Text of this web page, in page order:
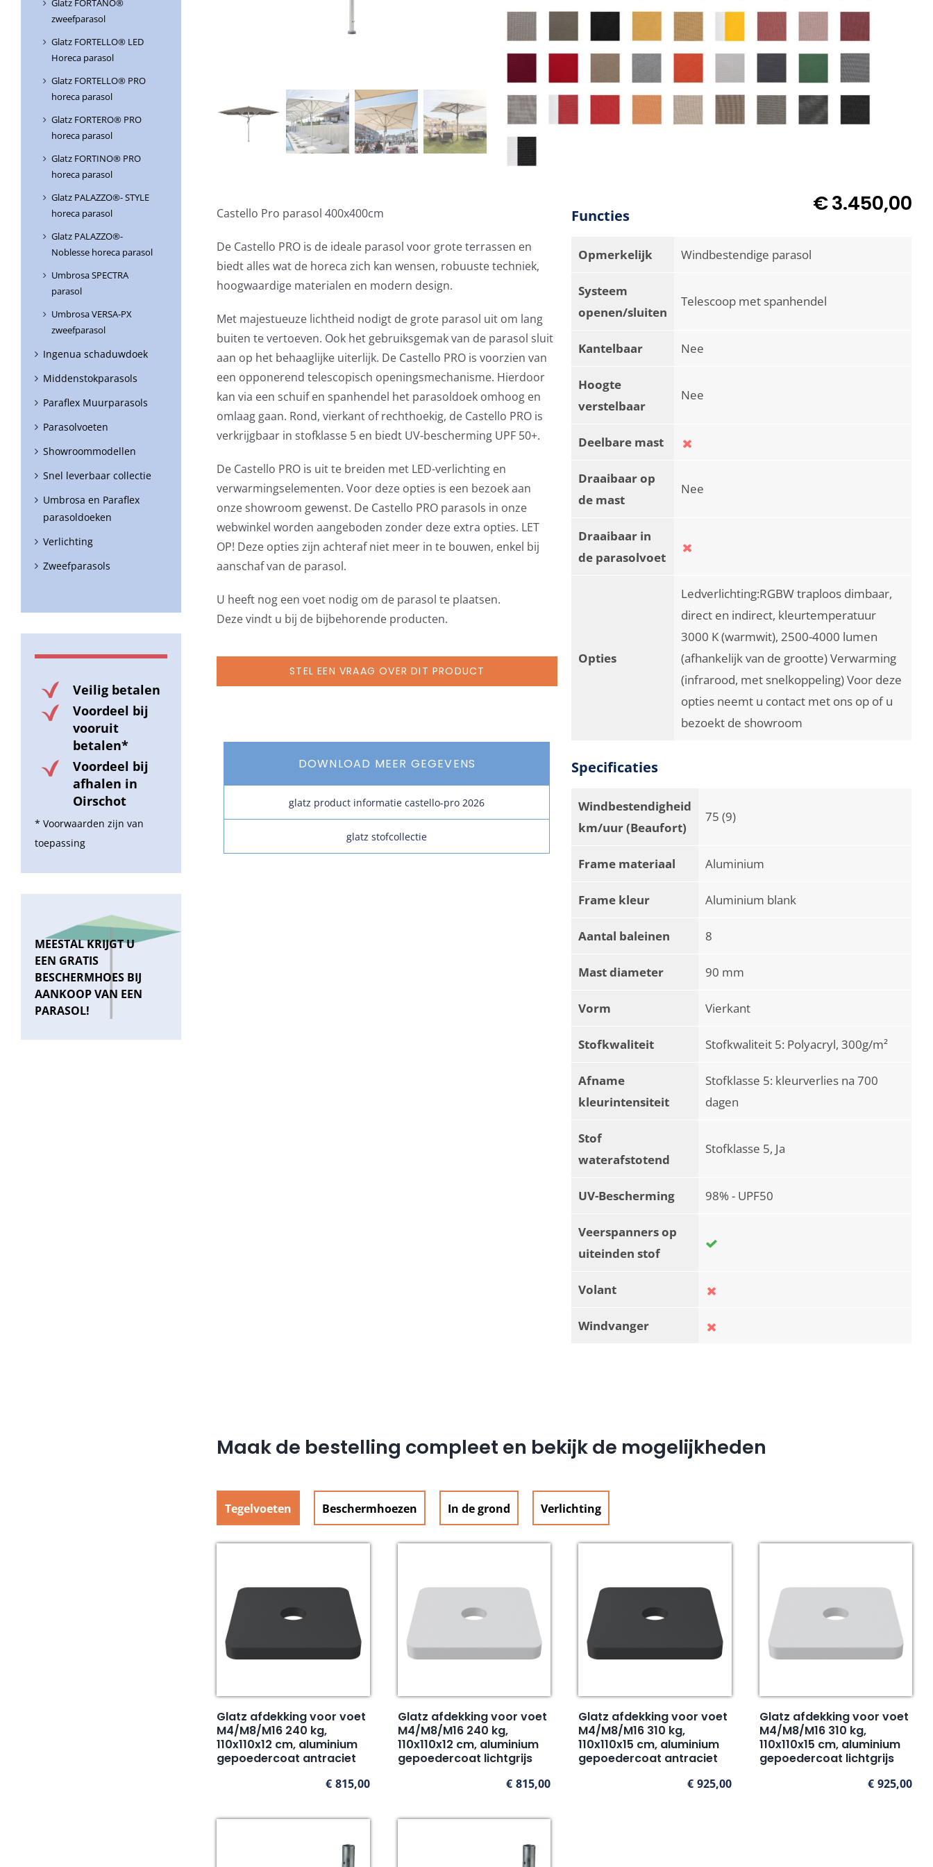
€3.450,00
Castello Pro parasol 400x400cm
De Castello PRO is de ideale parasol voor grote terrassen en
biedt alles wat de horeca zich kan wensen, robuuste techniek,
hoogwaardige materialen en modern design.
Met majestueuze lichtheid nodigt de grote parasol uit om lang
buiten te vertoeven. Ook het gebruiksgemak van de parasol sluit
aan op het behaaglijke uiterlijk. De Castello PRO is voorzien van
een opponerend telescopisch openingsmechanisme. Hierdoor
kan via een schuif en spanhendel het parasoldoek omhoog en
omlaag gaan. Rond, vierkant of rechthoekig, de Castello PRO is
verkrijgbaar in stofklasse 5 en biedt UV-bescherming UPF 50+.
De Castello PRO is uit te breiden met LED-verlichting en
verwarmingselementen. Voor deze opties is een bezoek aan
onze showroom gewenst. De Castello PRO parasols in onze
webwinkel worden aangeboden zonder deze extra opties. LET
OP! Deze opties zijn achteraf niet meer in te bouwen, enkel bij
aanschaf van de parasol.
U heeft nog een voet nodig om de parasol te plaatsen.
Deze vindt u bij de bijbehorende producten.
STEL EEN VRAAG OVER DIT PRODUCT
DOWNLOAD MEER GEGEVENS
glatz product informatie castello-pro 2026
glatz stofcollectie
Functies
Opmerkelijk Windbestendige parasol
Systeem
openen/sluiten
Telescoop met spanhendel
Kantelbaar Nee
Hoogte
verstelbaar
Nee
Deelbare mast
Draaibaar op
de mast
Nee
Draaibaar in
de parasolvoet
Opties
Ledverlichting:RGBW traploos dimbaar,
direct en indirect, kleurtemperatuur
3000 K (warmwit), 2500-4000 lumen
(afhankelijk van de grootte) Verwarming
(infrarood, met snelkoppeling) Voor deze
opties neemt u contact met ons op of u
bezoekt de showroom
Specificaties
Windbestendigheid
km/uur (Beaufort)
75 (9)
Frame materiaal Aluminium
Frame kleur Aluminium blank
Aantal baleinen 8
Mast diameter 90 mm
Vorm Vierkant
Stofkwaliteit Stofkwaliteit 5: Polyacryl, 300g/m²
Afname
kleurintensiteit
Stofklasse 5: kleurverlies na 700
dagen
Stof
waterafstotend
Stofklasse 5, Ja
UV-Bescherming 98% - UPF50
Veerspanners op
uiteinden stof
Volant
Windvanger
Maak de bestelling compleet en bekijk de mogelijkheden
Tegelvoeten Beschermhoezen In de grond Verlichting
Glatz afdekking voor voet
M4/M8/M16 240 kg,
110x110x12 cm, aluminium
gepoedercoat antraciet
€ 815,00
Glatz afdekking voor voet
M4/M8/M16 240 kg,
110x110x12 cm, aluminium
gepoedercoat lichtgrijs
€ 815,00
Glatz afdekking voor voet
M4/M8/M16 310 kg,
110x110x15 cm, aluminium
gepoedercoat antraciet
€ 925,00
Glatz afdekking voor voet
M4/M8/M16 310 kg,
110x110x15 cm, aluminium
gepoedercoat lichtgrijs
€ 925,00
Glatz FORTANO®
zweefparasol
Glatz FORTELLO® LED
Horeca parasol
Glatz FORTELLO® PRO
horeca parasol
Glatz FORTERO® PRO
horeca parasol
Glatz FORTINO® PRO
horeca parasol
Glatz PALAZZO®- STYLE
horeca parasol
Glatz PALAZZO®-
Noblesse horeca parasol
Umbrosa SPECTRA
parasol
Umbrosa VERSA-PX
zweefparasol
Ingenua schaduwdoek
Middenstokparasols
Paraflex Muurparasols
Parasolvoeten
Showroommodellen
Snel leverbaar collectie
Umbrosa en Paraflex
parasoldoeken
Verlichting
Zweefparasols
Veilig betalen
Voordeel bij
vooruit
betalen*
Voordeel bij
afhalen in
Oirschot
* Voorwaarden zijn van
toepassing
MEESTAL KRIJGT U
EEN GRATIS
BESCHERMHOES BIJ
AANKOOP VAN EEN
PARASOL!